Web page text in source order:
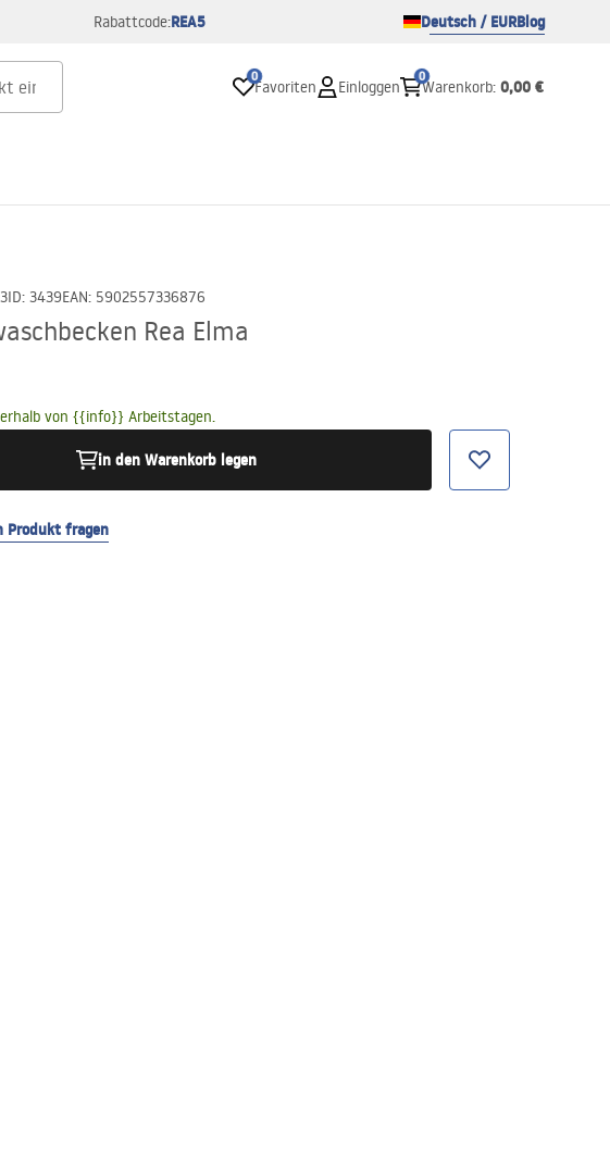
Rabattcode:REA5 Deutsch / EURBlog
0
Favoriten Einloggen
0
Warenkorb: 0,00 €
ID: 3439EAN: 5902557336876
Rea Elma
von {{info}} Arbeitstagen.
in den Warenkorb legen
Produkt fragen